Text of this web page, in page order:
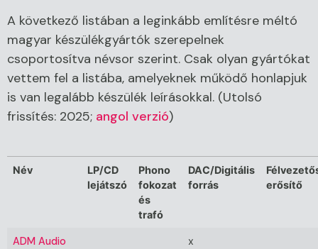
A következő listában a leginkább említésre méltó
magyar készülékgyártók szerepelnek
csoportosítva névsor szerint. Csak olyan gyártókat
vettem fel a listába, amelyeknek működő honlapjuk
is van legalább készülék leírásokkal. (Utolsó
frissítés: 2025; angol verzió)
Név
LP/CD
lejátszó
Phono
fokozat
és
trafó
DAC/Digitális
forrás
erősítő
ADM Audio x